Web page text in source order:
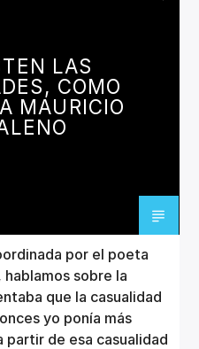
LAS
COMO
MAURICIO
por el poeta
sobre la
que la casualidad
yo ponía más
partir de esa casualidad